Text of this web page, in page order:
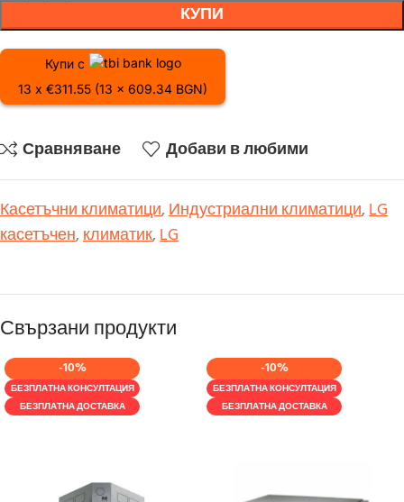
КУПИ
Купи с
13 x €311.55 (13 x 609.34 BGN)
Сравняване Добави в любими
Касетъчни климатици,Индустриални климатици,LG
касетъчен,климатик,LG
Свързани продукти
-10%
БЕЗПЛАТНА КОНСУЛТАЦИЯ
БЕЗПЛАТНА ДОСТАВКА
-10%
БЕЗПЛАТНА КОНСУЛТАЦИЯ
БЕЗПЛАТНА ДОСТАВКА